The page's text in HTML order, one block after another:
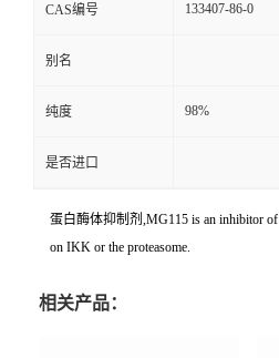
CAS编号 133407-86-0
别名
纯度 98%
是否进口
蛋白酶体抑制剂,MG115 is an inhibitor of
on IKK or the proteasome.
相关产品：